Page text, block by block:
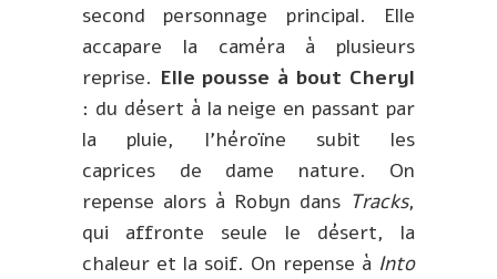
second personnage principal. Elle
accapare la caméra à plusieurs
reprise. Elle pousse à bout Cheryl
: du désert à la neige en passant par
la pluie, l’héroïne subit les
caprices de dame nature. On
repense alors à Robyn dans Tracks,
qui affronte seule le désert, la
chaleur et la soif. On repense à Into